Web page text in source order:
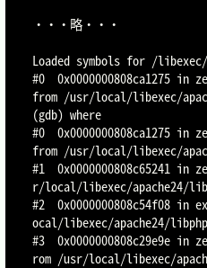
・・・略・・・
Loaded symbols for /
#0  0x0000000808ca1275 in
from /usr/local/libexec/
(gdb) where
#0  0x0000000808ca1275 in
from /usr/local/libexec/
#1  0x0000000808c65241 in
r/local/libexec/apache24/
#2  0x0000000808c54f08
ocal/libexec/apache24/
#3  0x0000000808c29e9e in
rom /usr/local/libexec/